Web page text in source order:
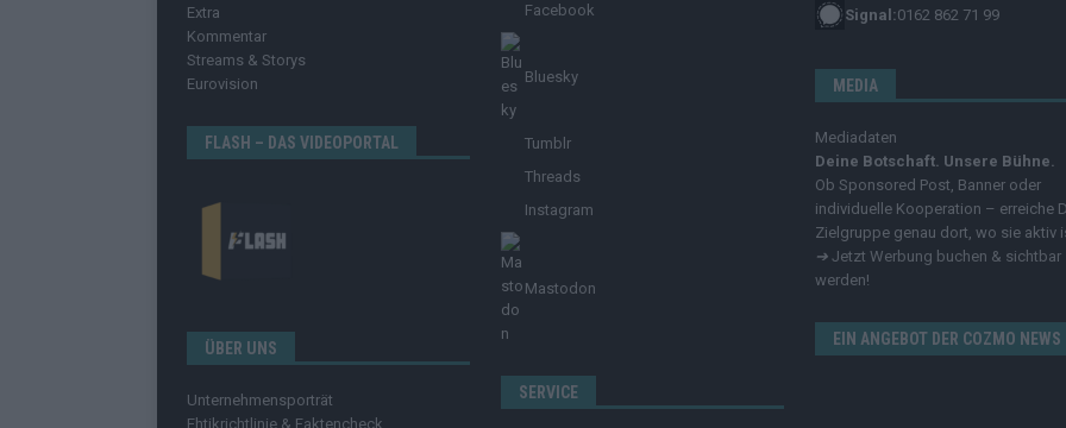
Extra
Kommentar
Streams & Storys
Eurovision
FLASH – DAS VIDEOPORTAL
ÜBER UNS
Unternehmensporträt
Ehtikrichtlinie & Faktencheck
Facebook
Bluesky
Tumblr
Threads
Instagram
Mastodon
SERVICE
Signal:0162 862 71 99
MEDIA
Mediadaten
Deine Botschaft. Unsere Bühne.
Ob Sponsored Post, Banner oder
individuelle Kooperation – erreiche
Zielgruppe genau dort, wo sie aktiv
➔ Jetzt Werbung buchen & sichtbar
werden!
EIN ANGEBOT DER COZMO NEWS